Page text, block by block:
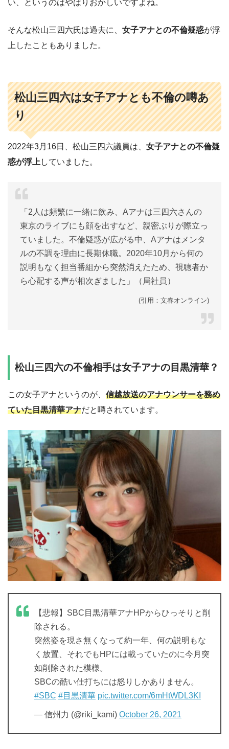
い、というのはやはりおかしいですよね。
そんな松山三四六氏は過去に、 女子アナとの不倫疑惑が浮
上したこともありました。
松山三四六は女子アナとも不倫の噂あ
り
2022年3月16日、松山三四六議員は、 女子アナとの不倫疑
惑が浮上 していました。
「2人は頻繁に一緒に飲み、Aアナは三四六さんの
東京のライブにも顔を出すなど、親密ぶりが際立っ
ていました。不倫疑惑が広がる中、Aアナはメンタ
ルの不調を理由に長期休職。2020年10月から何の
説明もなく担当番組から突然消えたため、視聴者か
ら心配する声が相次ぎました」（局社員）
(引用：文春オンライン)
松山三四六の不倫相手は女子アナの目黒清華？
この女子アナというのが、 信越放送のアナウンサーを務め
ていた目黒清華アナだと噂されています。
【悲報】SBC目黒清華アナHPからひっそりと削
除される。
突然姿を現さ無くなって約一年、何の説明もな
く放置、それでもHPには載っていたのに今月突
如削除された模様。
SBCの酷い仕打ちには怒りしかありません。
#SBC #目黒清華 pic.twitter.com/6mHtWDL3KI
— 信州力 (@riki_kami) October 26, 2021